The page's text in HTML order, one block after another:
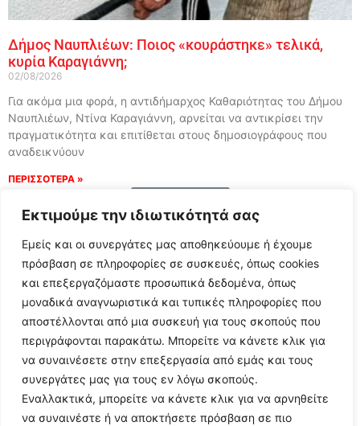
Εκτιμούμε την ιδιωτικότητά σας
Εμείς και οι συνεργάτες μας αποθηκεύουμε ή έχουμε
πρόσβαση σε πληροφορίες σε συσκευές, όπως cookies
και επεξεργαζόμαστε προσωπικά δεδομένα, όπως
μοναδικά αναγνωριστικά και τυπικές πληροφορίες που
αποστέλλονται από μια συσκευή για τους σκοπούς που
περιγράφονται παρακάτω. Μπορείτε να κάνετε κλικ για
να συναινέσετε στην επεξεργασία από εμάς και τους
συνεργάτες μας για τους εν λόγω σκοπούς.
Εναλλακτικά, μπορείτε να κάνετε κλικ για να αρνηθείτε
να συναινέστε ή να αποκτήσετε πρόσβαση σε πιο
Δήμος Ναυπλιέων: Ποιος «κουράστηκε» τελικά,
κυρία Καραγιάννη;
02/08/2026
Για ακόμα μια φορά, η αντιδήμαρχος Καθαριότητας του Δήμου
Ναυπλιέων, Ντίνα Καραγιάννη, αρνείται να αντικρίσει την
πραγματικότητα και επιτίθεται στους δημοσιογράφους που
αναδεικνύουν
ΠΕΡΙΣΣΟΤΕΡΑ »
Follow Us